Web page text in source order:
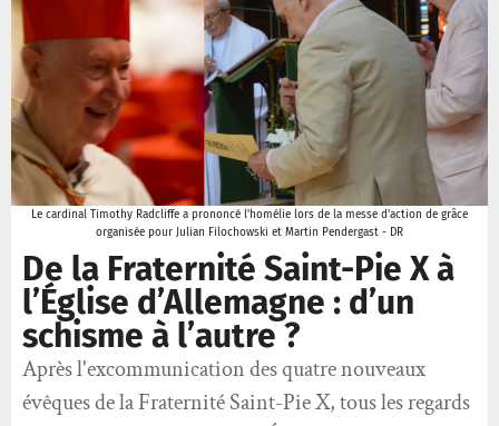
Le cardinal Timothy Radcliffe a prononcé l'homélie lors de la messe d'action de grâce
organisée pour Julian Filochowski et Martin Pendergast - DR
De la Fraternité Saint-Pie X à
l’Église d’Allemagne : d’un
schisme à l’autre ?
Après l'excommunication des quatre nouveaux
évêques de la Fraternité Saint-Pie X, tous les regards